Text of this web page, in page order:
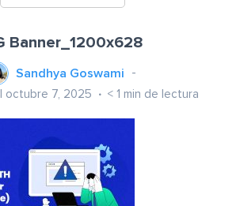
Banner_1200x628
Sandhya Goswami
octubre 7, 2025 < 1 min de lectura